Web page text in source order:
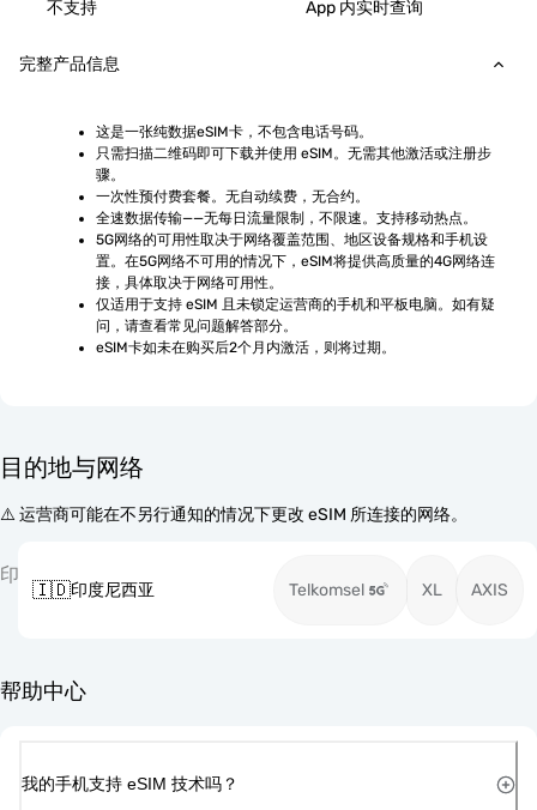
不支持 App 内实时查询
完整产品信息
这是一张纯数据eSIM卡，不包含电话号码。
只需扫描二维码即可下载并使用 eSIM。无需其他激活或注册步
骤。
一次性预付费套餐。无自动续费，无合约。
全速数据传输——无每日流量限制，不限速。支持移动热点。
5G网络的可用性取决于网络覆盖范围、地区设备规格和手机设
置。在5G网络不可用的情况下，eSIM将提供高质量的4G网络连
接，具体取决于网络可用性。
仅适用于支持 eSIM 且未锁定运营商的手机和平板电脑。如有疑
问，请查看常见问题解答部分。
eSIM卡如未在购买后2个月内激活，则将过期。
目的地与网络
⚠️ 运营商可能在不另行通知的情况下更改 eSIM 所连接的网络。
印
🇮🇩印度尼西亚 Telkomsel XL AXIS
帮助中心
我的手机支持 eSIM 技术吗？